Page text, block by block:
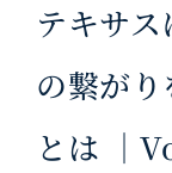
テキサ
の繋がり
とは ｜